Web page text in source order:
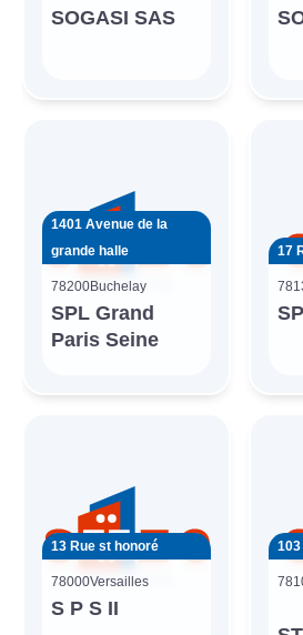
SOGASI SAS
1401 Avenue de la
grande halle
78200Buchelay
SPL Grand
Paris Seine
17
13 Rue st honoré
78000Versailles
S P S II